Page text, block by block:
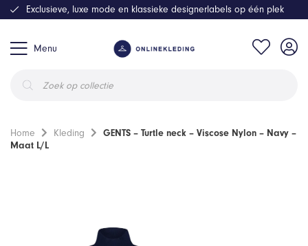
Menu
zoeken
Exclusieve, luxe mode en klassieke designerlabels op één plek
Home Kleding
GENTS – Turtle neck – Viscose Nylon – Navy –
Maat L/L